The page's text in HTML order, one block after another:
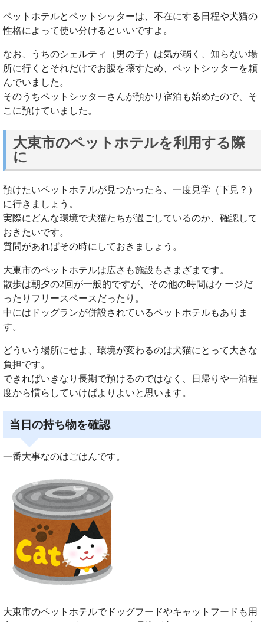
ペットホテルとペットシッターは、不在にする日程や犬猫の
性格によって使い分けるといいですよ。
なお、うちのシェルティ（男の子）は気が弱く、知らない場
所に行くとそれだけでお腹を壊すため、ペットシッターを頼
んでいました。
そのうちペットシッターさんが預かり宿泊も始めたので、そ
こに預けていました。
大東市のペットホテルを利用する際
に
預けたいペットホテルが見つかったら、一度見学（下見？）
に行きましょう。
実際にどんな環境で犬猫たちが過ごしているのか、確認して
おきたいです。
質問があればその時にしておきましょう。
大東市のペットホテルは広さも施設もさまざまです。
散歩は朝夕の2回が一般的ですが、その他の時間はケージだ
ったりフリースペースだったり。
中にはドッグランが併設されているペットホテルもありま
す。
どういう場所にせよ、環境が変わるのは犬猫にとって大きな
負担です。
できればいきなり長期で預けるのではなく、日帰りや一泊程
度から慣らしていけばよりよいと思います。
当日の持ち物を確認
一番大事なのはごはんです。
大東市のペットホテルでドッグフードやキャットフードも用